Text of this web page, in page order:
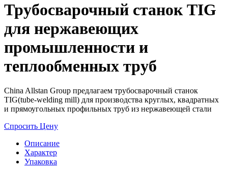
Трубосварочный станок TIG
для нержавеющих
промышленности и
теплообменных труб
China Allstan Group предлагаем трубосварочный станок
TIG(tube-welding mill) для производства круглых, квадратных
и прямоугольных профильных труб из нержавеющей стали
Спросить Цену
Описание
Характер
Упаковка